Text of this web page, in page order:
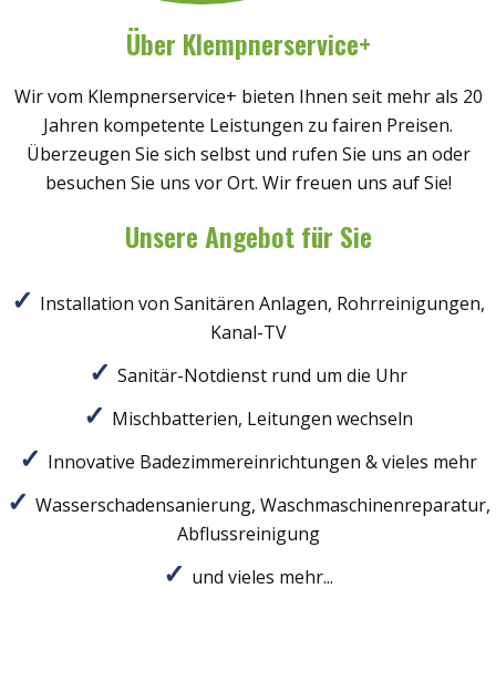
Über Klempnerservice+
Wir vom Klempnerservice+ bieten Ihnen seit mehr als 20
Jahren kompetente Leistungen zu fairen Preisen.
Überzeugen Sie sich selbst und rufen Sie uns an oder
besuchen Sie uns vor Ort. Wir freuen uns auf Sie!
Unsere Angebot für Sie
Installation von Sanitären Anlagen, Rohrreinigungen,
Kanal-TV
Sanitär-Notdienst rund um die Uhr
Mischbatterien, Leitungen wechseln
Innovative Badezimmereinrichtungen & vieles mehr
Wasserschadensanierung, Waschmaschinenreparatur,
Abflussreinigung
und vieles mehr...